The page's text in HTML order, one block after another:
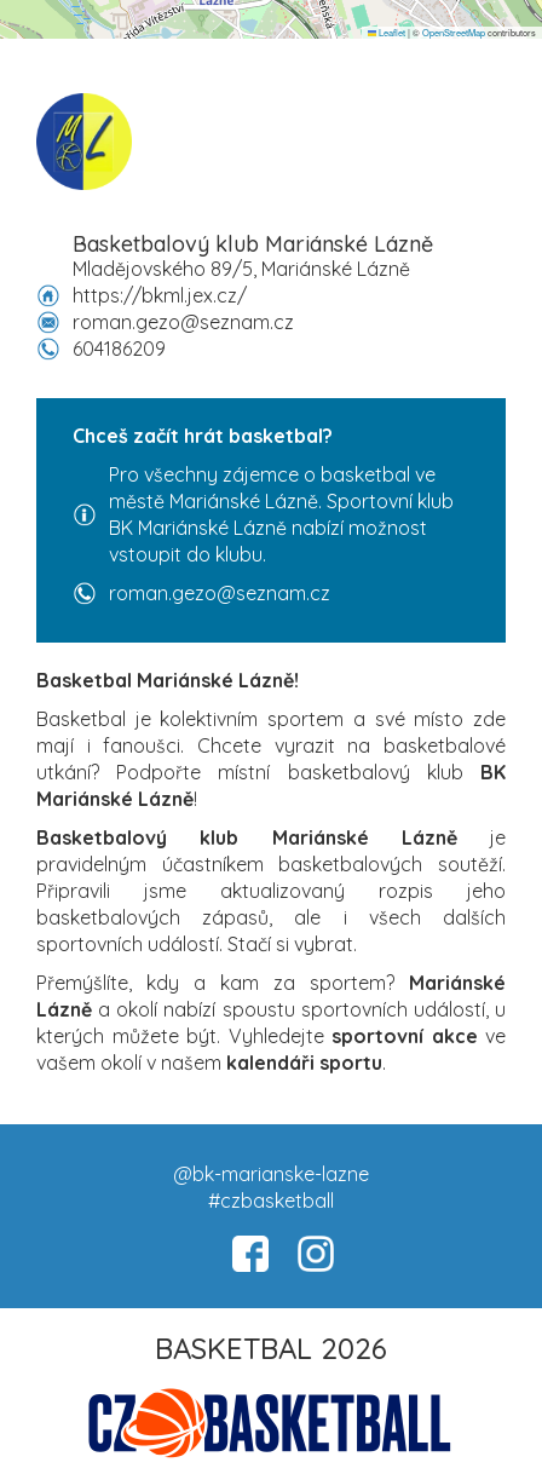
Leaflet|©OpenStreetMapcontributors
Basketbalový klub Mariánské Lázně
Mladějovského 89/5, Mariánské Lázně
https://bkml.jex.cz/
roman.gezo@seznam.cz
604186209
Chceš začít hrát basketbal?
Pro všechny zájemce o basketbal ve
městě Mariánské Lázně. Sportovní klub
BK Mariánské Lázně nabízí možnost
vstoupit do klubu.
roman.gezo@seznam.cz
Basketbal Mariánské Lázně!
Basketbal je kolektivním sportem a své místo zde
mají i fanoušci. Chcete vyrazit na basketbalové
utkání? Podpořte místní basketbalový klub BK
Mariánské Lázně!
Basketbalový klub Mariánské Lázněje
pravidelným účastníkem basketbalových soutěží.
Připravili jsme aktualizovaný rozpis jeho
basketbalových zápasů, ale i všech dalších
sportovních událostí. Stačí si vybrat.
Přemýšlíte, kdy a kam za sportem? Mariánské
Lázně a okolí nabízí spoustu sportovních událostí, u
kterých můžete být. Vyhledejte sportovní akce ve
vašem okolí v našem kalendáři sportu.
@bk-marianske-lazne
#czbasketball
BASKETBAL 2026